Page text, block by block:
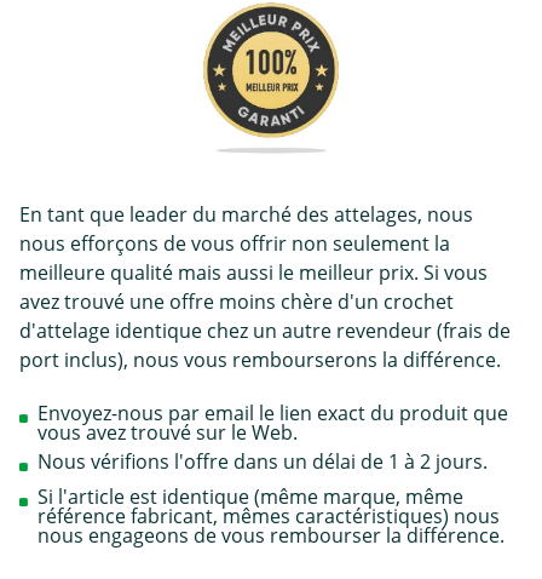
En tant que leader du marché des attelages, nous
nous efforçons de vous offrir non seulement la
meilleure qualité mais aussi le meilleur prix. Si vous
avez trouvé une offre moins chère d'un crochet
d'attelage identique chez un autre revendeur (frais de
port inclus), nous vous rembourserons la différence.
Envoyez-nous par email le lien exact du produit que
vous avez trouvé sur le Web.
Nous vérifions l'offre dans un délai de 1 à 2 jours.
Si l'article est identique (même marque, même
référence fabricant, mêmes caractéristiques) nous
nous engageons de vous rembourser la différence.